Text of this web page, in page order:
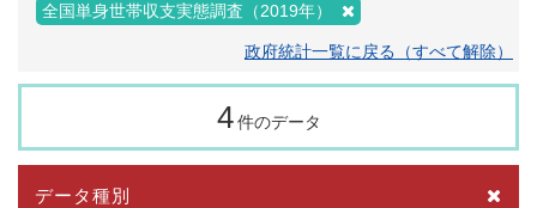
全国単身世帯収支実態調査（2019年）
政府統計一覧に戻る（すべて解除）
4 件のデータ
データ種別